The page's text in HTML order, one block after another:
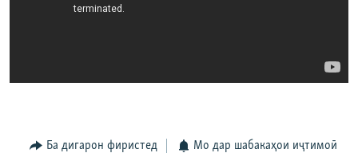
Ба дигарон фиристед Мо дар шабакаҳои иҷтимоӣ